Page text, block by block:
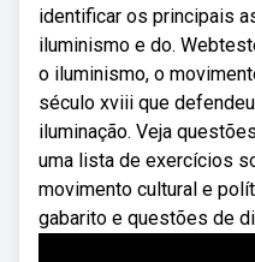
identificar os principais
iluminismo e do.
o iluminismo, o
século xviii que
iluminação. Veja
uma lista de exercícios
movimento cultural e
gabarito e questões de